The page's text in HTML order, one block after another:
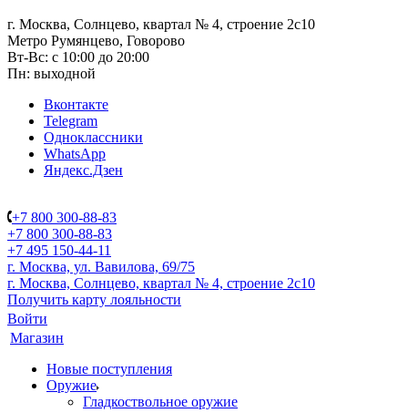
г. Москва, Солнцево, квартал № 4, строение 2с10
Метро Румянцево, Говорово
Вт-Вс: с 10:00 до 20:00
Пн: выходной
Вконтакте
Telegram
Одноклассники
WhatsApp
Яндекс.Дзен
+7 800 300-88-83
+7 800 300-88-83
+7 495 150-44-11
г. Москва, ул. Вавилова, 69/75
г. Москва, Солнцево, квартал № 4, строение 2с10
Получить карту лояльности
Войти
Магазин
Новые поступления
Оружие
Гладкоствольное оружие